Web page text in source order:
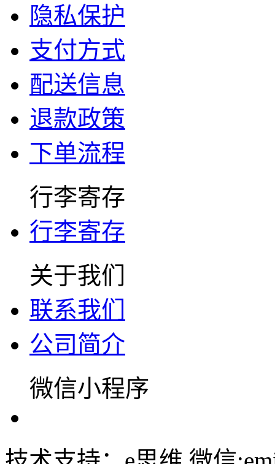
隐私保护
支付方式
配送信息
退款政策
下单流程
行李寄存
行李寄存
关于我们
联系我们
公司简介
微信小程序